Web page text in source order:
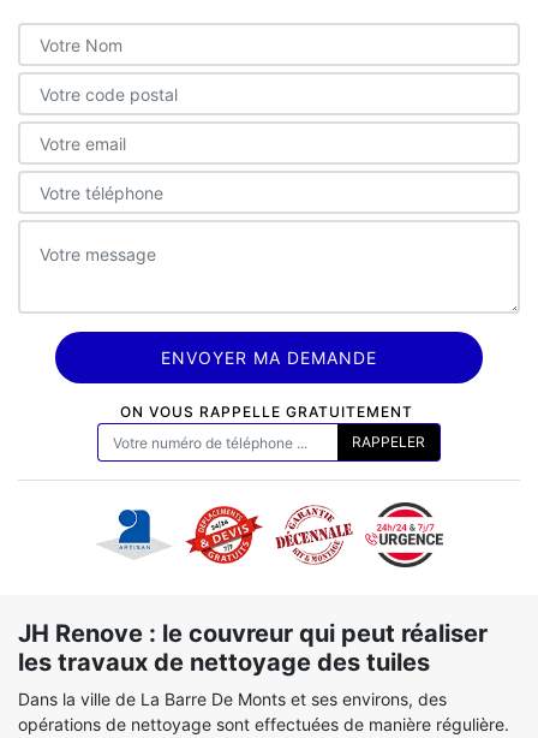
ON VOUS RAPPELLE GRATUITEMENT
JH Renove : le couvreur qui peut réaliser
les travaux de nettoyage des tuiles
Dans la ville de La Barre De Monts et ses environs, des
opérations de nettoyage sont effectuées de manière régulière.